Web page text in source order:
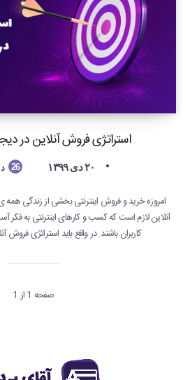
استراتژی فروش آنلاین در
۲۰ دی ۱۳۹۹ 26
امروزه خرید و فروش اینترنتی بخشی از زندگی
آنلاین لازم است که کسب و کارهای اینترنتی به فکر
کاربران باشند. در واقع باید استراتژی فروش
صفحه 1 از 1